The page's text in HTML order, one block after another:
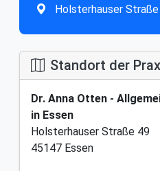
Holsterhauser
Standort der
Dr. Anna Otten -
in Essen
Holsterhauser Straße 49
45147 Essen